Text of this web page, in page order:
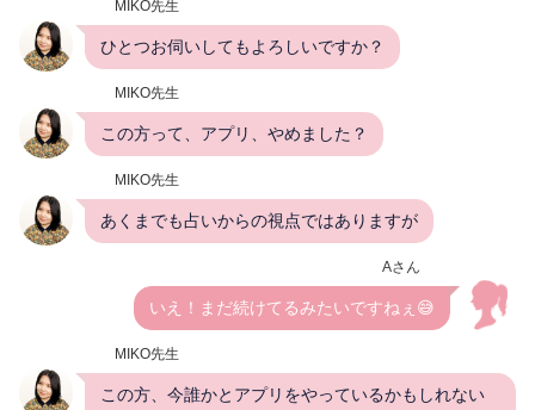
MIKO先生
ひとつお伺いしてもよろしいですか？
MIKO先生
この方って、アプリ、やめました？
MIKO先生
あくまでも占いからの視点ではありますが
Aさん
いえ！まだ続けてるみたいですねぇ😅
MIKO先生
この方、今誰かとアプリをやっているかもしれない